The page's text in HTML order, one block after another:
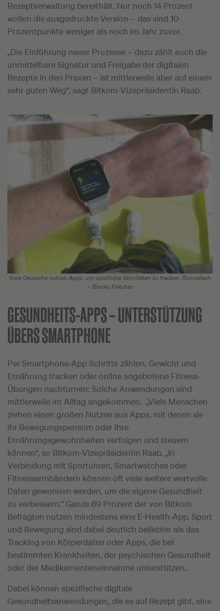
Rezeptverwaltung bereithält. Nur noch 14 Prozent
wollen die ausgedruckte Version – das sind 10
Prozentpunkte weniger als noch im Jahr zuvor.
„Die Einführung neuer Prozesse – dazu zählt auch die
unmittelbare Signatur und Freigabe der digitalen
Rezepte in den Praxen – ist mittlerweile aber auf einem
sehr guten Weg“, sagt Bitkom-Vizepräsidentin Raab.
Viele Deutsche nutzen Apps, um sportliche Aktivitäten zu tracken. ©unsplash
– Blocks Fletcher
GESUNDHEITS-APPS –UNTERSTÜTZUNG
ÜBERS SMARTPHONE
Per Smartphone-App Schritte zählen, Gewicht und
Ernährung tracken oder online angebotene Fitness-
Übungen nachturnen: Solche Anwendungen sind
mittlerweile im Alltag angekommen. „Viele Menschen
ziehen einen großen Nutzen aus Apps, mit denen sie
ihr Bewegungspensum oder ihre
Ernährungsgewohnheiten verfolgen und steuern
können“, so Bitkom-Vizepräsidentin Raab. „In
Verbindung mit Sportuhren, Smartwatches oder
Fitnessarmbändern können oft viele weitere wertvolle
Daten gewonnen werden, um die eigene Gesundheit
zu verbessern.“ Ganze 69 Prozent der von Bitkom
Befragten nutzen mindestens eine E-Health-App. Sport
und Bewegung sind dabei deutlich beliebter als das
Tracking von Körperdaten oder Apps, die bei
bestimmten Krankheiten, der psychischen Gesundheit
oder der Medikamenteneinnahme unterstützen.
Dabei können spezifische digitale
Gesundheitsanwendungen, die es auf Rezept gibt, eine